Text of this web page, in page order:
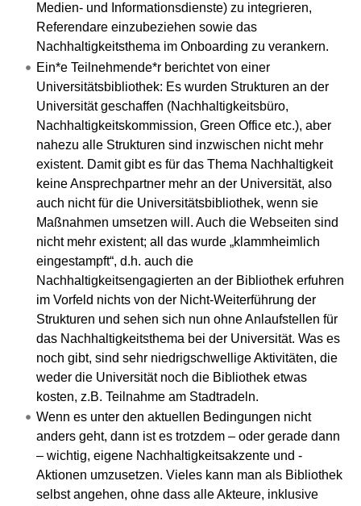
Medien- und Informationsdienste) zu integrieren,
Referendare einzubeziehen sowie das
Nachhaltigkeitsthema im Onboarding zu verankern.
Ein*e Teilnehmende*r berichtet von einer
Universitätsbibliothek: Es wurden Strukturen an der
Universität geschaffen (Nachhaltigkeitsbüro,
Nachhaltigkeitskommission, Green Office etc.), aber
nahezu alle Strukturen sind inzwischen nicht mehr
existent. Damit gibt es für das Thema Nachhaltigkeit
keine Ansprechpartner mehr an der Universität, also
auch nicht für die Universitätsbibliothek, wenn sie
Maßnahmen umsetzen will. Auch die Webseiten sind
nicht mehr existent; all das wurde „klammheimlich
eingestampft“, d.h. auch die
Nachhaltigkeitsengagierten an der Bibliothek erfuhren
im Vorfeld nichts von der Nicht-Weiterführung der
Strukturen und sehen sich nun ohne Anlaufstellen für
das Nachhaltigkeitsthema bei der Universität. Was es
noch gibt, sind sehr niedrigschwellige Aktivitäten, die
weder die Universität noch die Bibliothek etwas
kosten, z.B. Teilnahme am Stadtradeln.
Wenn es unter den aktuellen Bedingungen nicht
anders geht, dann ist es trotzdem – oder gerade dann
– wichtig, eigene Nachhaltigkeitsakzente und -
Aktionen umzusetzen. Vieles kann man als Bibliothek
selbst angehen, ohne dass alle Akteure, inklusive